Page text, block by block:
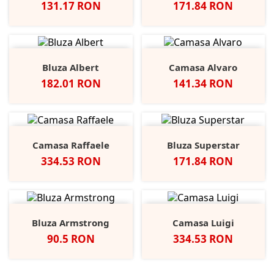
Pret
131.17 RON Pret
171.84 RON
Bluza Albert
Pret
182.01 RON
Camasa Alvaro
Pret
141.34 RON
Camasa Raffaele
Pret
334.53 RON
Bluza Superstar
Pret
171.84 RON
Bluza Armstrong
Pret
90.5 RON
Camasa Luigi
Pret
334.53 RON